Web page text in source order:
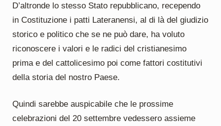
D’altronde lo stesso Stato repubblicano, recependo
in Costituzione i patti Lateranensi, al di là del giudizio
storico e politico che se ne può dare, ha voluto
riconoscere i valori e le radici del cristianesimo
prima e del cattolicesimo poi come fattori costitutivi
della storia del nostro Paese.
Quindi sarebbe auspicabile che le prossime
celebrazioni del 20 settembre vedessero assieme